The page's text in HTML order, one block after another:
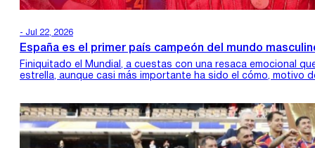
- Jul 22, 2026
España es el primer país campeón del mundo
Finiquitado el Mundial, a cuestas con una resaca emocional
estrella, aunque casi más importante ha sido el cómo, motivo